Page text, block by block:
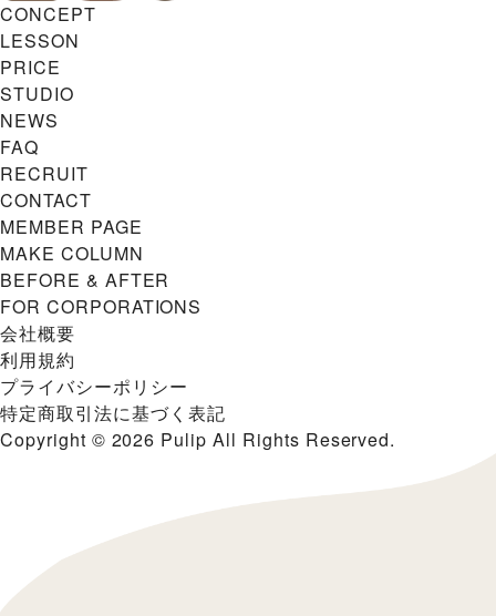
CONCEPT
LESSON
PRICE
STUDIO
NEWS
FAQ
RECRUIT
CONTACT
MEMBER PAGE
MAKE COLUMN
BEFORE & AFTER
FOR CORPORATIONS
会社概要
利用規約
プライバシーポリシー
特定商取引法に基づく表記
Copyright © 2026 Pulip All Rights Reserved.